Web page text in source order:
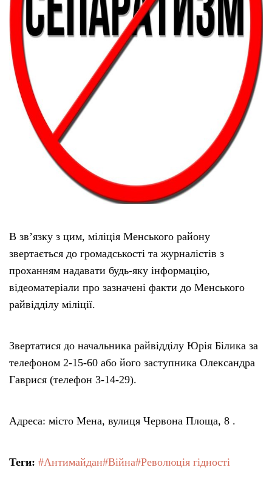
В зв’язку з цим, міліція Менського району
звертається до громадськості та журналістів з
проханням надавати будь-яку інформацію,
відеоматеріали про зазначені факти до Менського
райвідділу міліції.
Звертатися до начальника райвідділу Юрія Білика за
телефоном 2-15-60 або його заступника Олександра
Гаврися (телефон 3-14-29).
Адреса: місто Мена, вулиця Червона Площа, 8 .
Теги: #Антимайдан#Війна#Революція гідності